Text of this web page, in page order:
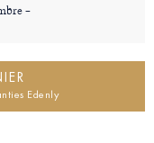
-
Edenly